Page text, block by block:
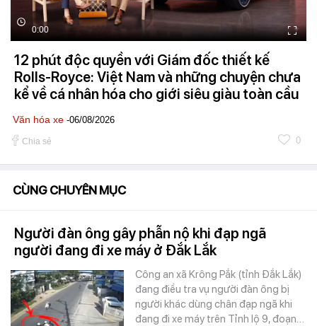
0:00
12 phút độc quyền với Giám đốc thiết kế
Rolls-Royce: Việt Nam và những chuyện chưa
kể về cá nhân hóa cho giới siêu giàu toàn cầu
Văn hóa xe -06/08/2026
Chia sẻ 0
CÙNG CHUYÊN MỤC
Người đàn ông gây phẫn nộ khi đạp ngã
người đang đi xe máy ở Đắk Lắk
Công an xã Krông Pắk (tỉnh Đắk Lắk)
đang điều tra vụ người đàn ông bị
người khác dùng chân đạp ngã khi
đang đi xe máy trên Tỉnh lộ 9, đoạn…